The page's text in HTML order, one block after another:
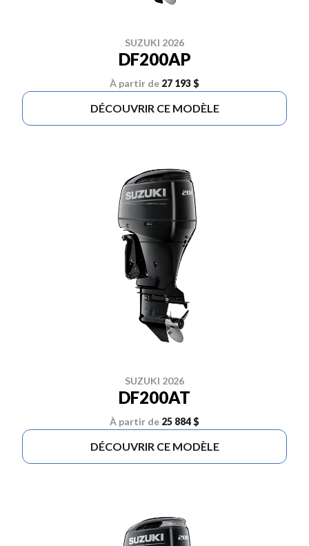
SUZUKI 2026
DF200AP
À partir de 27 193 $
DÉCOUVRIR CE MODÈLE
SUZUKI 2026
DF200AT
À partir de 25 884 $
DÉCOUVRIR CE MODÈLE